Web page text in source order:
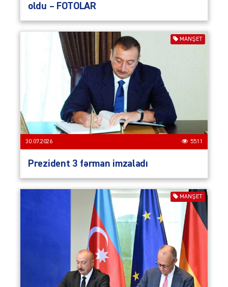
oldu – FOTOLAR
MANŞET
30.07.2026 5511
Prezident 3 fərman imzaladı
MANŞET